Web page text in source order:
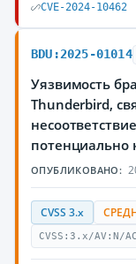
CVE-2024-10462
BDU:2025-01014
Уязвимость
Thunderbird,
ОПУБЛИКОВАНО:
CVSS 3.x
CVSS:3.x/AV:N/